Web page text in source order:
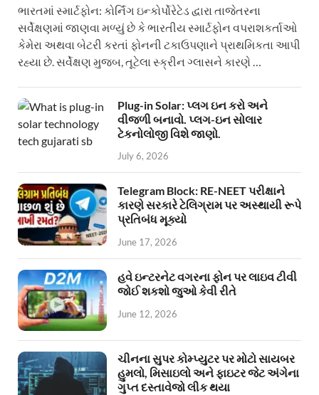
ભારતમાં સ્માર્ટફોન: કોર્નિંગ ઇન્કોર્પોરેટેડ દ્વારા તાજેતરના
સર્વેક્ષણમાં જાણવા મળ્યું છે કે ભારતીય સ્માર્ટફોન વપરાશકર્તાઓ
કેમેરા અથવા બેટરી કરતાં ફોનની ટકાઉપણાને પ્રાથમિકતા આપી
રહ્યા છે. સર્વેક્ષણ મુજબ, તૂટેલા સ્ક્રીન ગ્લાસને કારણે …
Plug-in Solar: પ્લગ ઇન કરો અને
વીજળી બનાવો. પ્લગ-ઇન સોલાર
ટેકનોલોજી વિશે જાણો.
July 6, 2026
Telegram Block: RE-NEET પરીક્ષાને
કારણે સરકારે ટેલિગ્રામ પર અસ્થાયી રૂપે
પ્રતિબંધ મૂક્યો
June 17, 2026
હવે ઇન્ટરનેટ વગરના ફોન પર લાઇવ ટીવી
જોઈ શકશો જુઓ કેવી રીતે
June 12, 2026
ચીનના સુપર કોમ્પ્યુટર પર મોટો સાયબર
હુમલો, મિસાઇલો અને ફાઇટર જેટ અંગેના
ગુપ્ત દસ્તાવેજો લીક થયા